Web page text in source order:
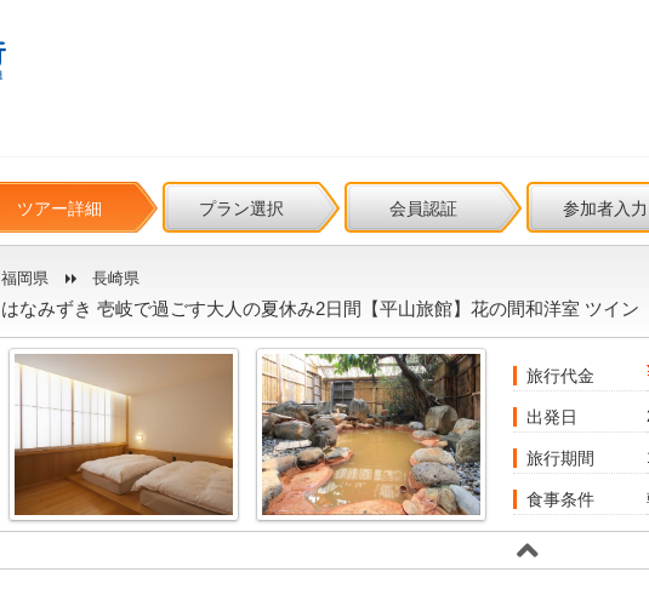
ツアー詳細 プラン選択 会員認証 参加者入力
福岡県 長崎県
はなみずき 壱岐で過ごす大人の夏休み2日間【平山旅館】花の間和洋室 ツイン
旅行代金
出発日
旅行期間
食事条件